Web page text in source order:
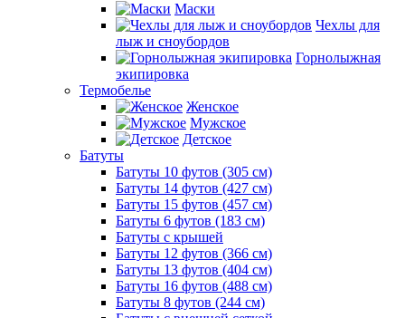
Маски
Чехлы для
лыж и сноубордов
Горнолыжная
экипировка
Термобелье
Женское
Мужское
Детское
Батуты
Батуты 10 футов (305 см)
Батуты 14 футов (427 см)
Батуты 15 футов (457 см)
Батуты 6 футов (183 см)
Батуты с крышей
Батуты 12 футов (366 см)
Батуты 13 футов (404 см)
Батуты 16 футов (488 см)
Батуты 8 футов (244 см)